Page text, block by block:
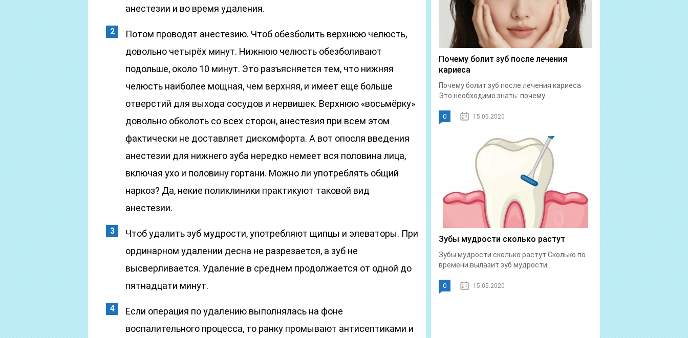
анестезии и во время удаления.
Потом проводят анестезию. Чтоб обезболить верхнюю челюсть,
довольно четырёх минут. Нижнюю челюсть обезболивают
подольше, около 10 минут. Это разъясняется тем, что нижняя
челюсть наиболее мощная, чем верхняя, и имеет еще больше
отверстий для выхода сосудов и нервишек. Верхнюю «восьмёрку»
довольно обколоть со всех сторон, анестезия при всем этом
фактически не доставляет дискомфорта. А вот опосля введения
анестезии для нижнего зуба нередко немеет вся половина лица,
включая ухо и половину гортани. Можно ли употреблять общий
наркоз? Да, некие поликлиники практикуют таковой вид
анестезии.
Чтоб удалить зуб мудрости, употребляют щипцы и элеваторы. При
ординарном удалении десна не разрезается, а зуб не
высверливается. Удаление в среднем продолжается от одной до
пятнадцати минут.
Если операция по удалению выполнялась на фоне
воспалительного процесса, то ранку промывают антисептиками и
Почему болит зуб после лечения
кариеса
Почему болит зуб после лечения кариеса
Это необходимо знать: почему...
0 15.05.2020
Зубы мудрости сколько растут
Зубы мудрости сколько растут Сколько по
времени вылазит зуб мудрости...
0 15.05.2020